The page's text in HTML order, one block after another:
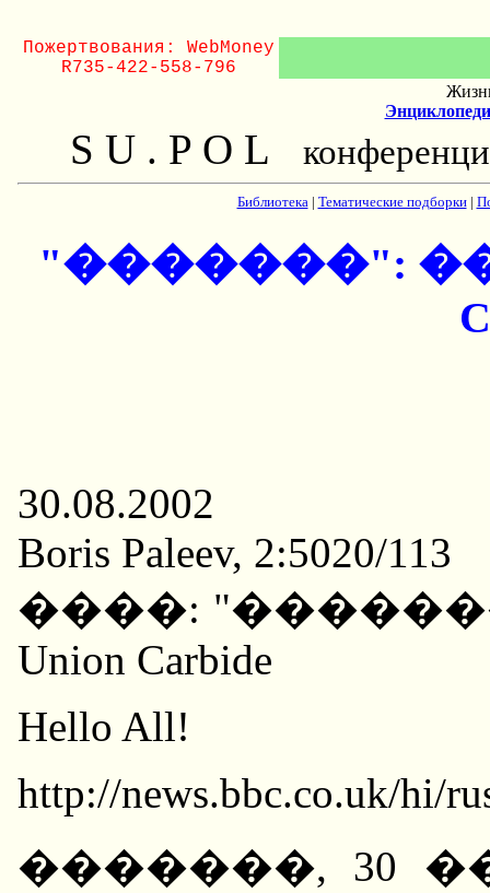
Пожертвования: WebMoney
R735-422-558-796
S U . P O L
Библиотека| Тематические подборки|
"�������":
30.08.2002
Boris Paleev, 2:5020/113
����:
Union Carbide
Hello All!
http://news.bbc.co.uk/hi/
�������, 30